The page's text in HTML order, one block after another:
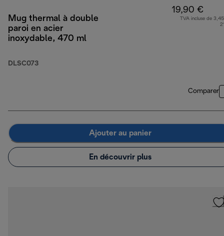
Mug thermal à double
paroi en acier
inoxydable, 470 ml
DLSC073
19,90 €
TVA incluse de
Comparer
Ajouter au panier
En découvrir plus